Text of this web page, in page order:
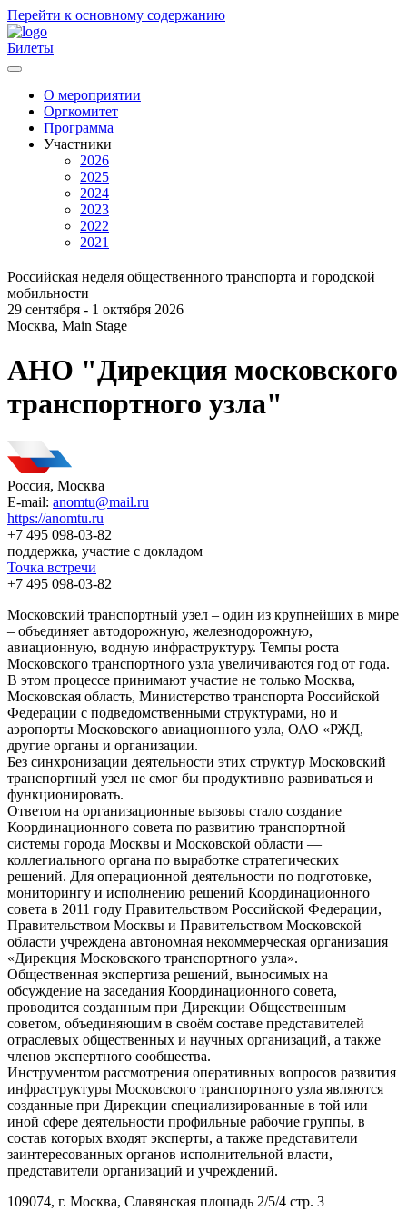
Перейти к основному содержанию
Билеты
Главное
меню
О мероприятии
Оргкомитет
Программа
Участники
2026
2025
2024
2023
2022
2021
Российская неделя общественного транспорта и городской
мобильности
29 сентября - 1 октября 2026
Москва, Main Stage
АНО "Дирекция московского
транспортного узла"
Россия, Москва
E-mail: anomtu@mail.ru
https://anomtu.ru
+7 495 098-03-82
поддержка, участие с докладом
Точка встречи
+7 495 098-03-82
Московский транспортный узел – один из крупнейших в мире
– объединяет автодорожную, железнодорожную,
авиационную, водную инфраструктуру. Темпы роста
Московского транспортного узла увеличиваются год от года.
В этом процессе принимают участие не только Москва,
Московская область, Министерство транспорта Российской
Федерации с подведомственными структурами, но и
аэропорты Московского авиационного узла, ОАО «РЖД,
другие органы и организации.
Без синхронизации деятельности этих структур Московский
транспортный узел не смог бы продуктивно развиваться и
функционировать.
Ответом на организационные вызовы стало создание
Координационного совета по развитию транспортной
системы города Москвы и Московской области —
коллегиального органа по выработке стратегических
решений. Для операционной деятельности по подготовке,
мониторингу и исполнению решений Координационного
совета в 2011 году Правительством Российской Федерации,
Правительством Москвы и Правительством Московской
области учреждена автономная некоммерческая организация
«Дирекция Московского транспортного узла».
Общественная экспертиза решений, выносимых на
обсуждение на заседания Координационного совета,
проводится созданным при Дирекции Общественным
советом, объединяющим в своём составе представителей
отраслевых общественных и научных организаций, а также
членов экспертного сообщества.
Инструментом рассмотрения оперативных вопросов развития
инфраструктуры Московского транспортного узла являются
созданные при Дирекции специализированные в той или
иной сфере деятельности профильные рабочие группы, в
состав которых входят эксперты, а также представители
заинтересованных органов исполнительной власти,
представители организаций и учреждений.
109074, г. Москва, Славянская площадь 2/5/4 стр. 3